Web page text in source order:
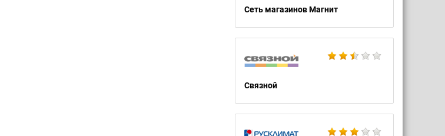
Сеть магазинов Магнит
Связной